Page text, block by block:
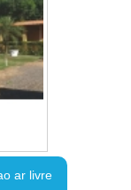
ar livre